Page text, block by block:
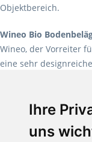
Ihre
uns
Objektbereich.
Wineo Bio
Wineo, der Vorreiter
eine sehr
Weichmacher und
Verlegearten ist er
Empfehlung:Wineo
Teppiche für ein